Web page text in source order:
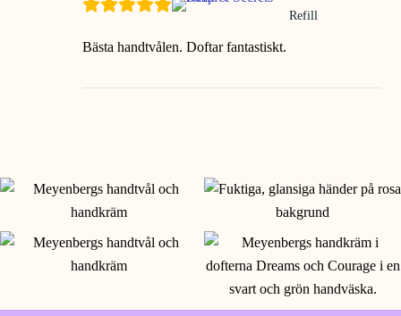
Refill
Bästa handtvålen. Doftar fantastiskt.